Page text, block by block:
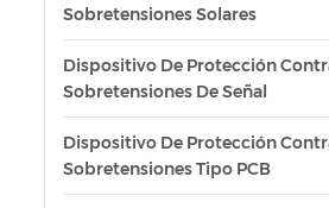
Sobretensiones Solares
Dispositivo De Protección
Sobretensiones De Señal
Dispositivo De Protección
Sobretensiones Tipo PCB